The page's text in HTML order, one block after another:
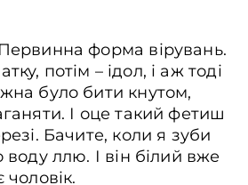
форма вірувань.
потім – ідол, і аж тоді
було бити кнутом,
І оце такий фетиш
Бачите, коли я зуби
ллю. І він білий вже